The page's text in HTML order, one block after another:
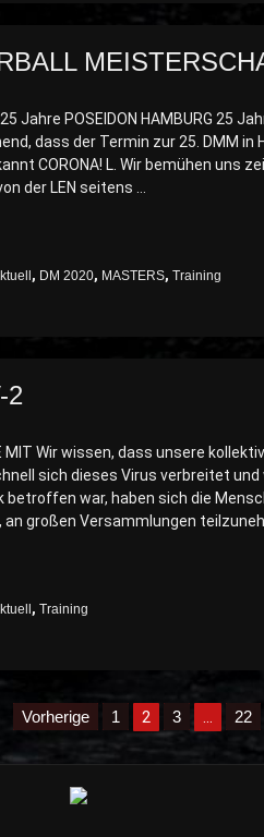
Jahre POSEIDON HAMBURG 25
dass der Termin zur 25. DMM
CORONA! L. Wir bemühen uns
der LEN seitens …
, DM 2020, MASTERS, Training
2
MIT Wir wissen, dass unsere
sich dieses Virus verbreitet
betroffen war, haben sich die
großen Versammlungen
, Training
Vorherige 1 2 3 … 22